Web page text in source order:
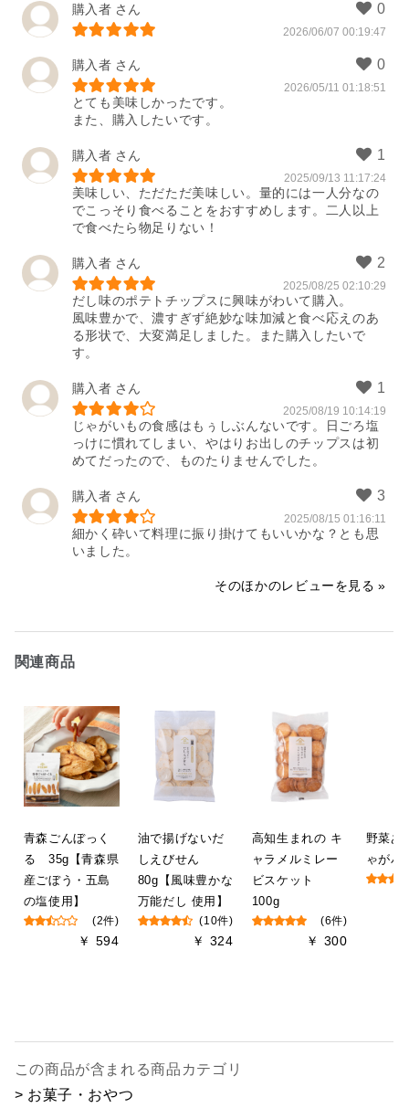
購入者
2026/06/07 00:19:47
購入者
2026/05/11 01:18:51
とても美味しかったです。
また、購入したいです。
購入者
2025/09/13 11:17:24
美味しい、ただただ美味しい。量的には一人分なの
でこっそり食べることをおすすめします。二人以上
で食べたら物足りない！
購入者
2025/08/25 02:10:29
だし味のポテトチップスに興味がわいて購入。
風味豊かで、濃すぎず絶妙な味加減と食べ応えのあ
る形状で、大変満足しました。また購入したいで
す。
購入者
2025/08/19 10:14:19
じゃがいもの食感はもぅしぶんないです。日ごろ塩
っけに慣れてしまい、やはりお出しのチップスは初
めてだったので、ものたりませんでした。
購入者
2025/08/15 01:16:11
細かく砕いて料理に振り掛けてもいいかな？とも思
いました。
そのほかのレビューを見る
関連商品
青森ごんぼっく
る 35g【青森県
産ごぼう・五島
の塩使用】
(2件)
￥ 594
油で揚げないだ
しえびせん
80g【風味豊かな
万能だし 使用】
(10件)
￥ 324
高知生まれの キ
ャラメルミレー
ビスケット
100g
(6件)
￥ 300
野菜
ゃが
この商品が含まれる商品カテゴリ
> お菓子・おやつ